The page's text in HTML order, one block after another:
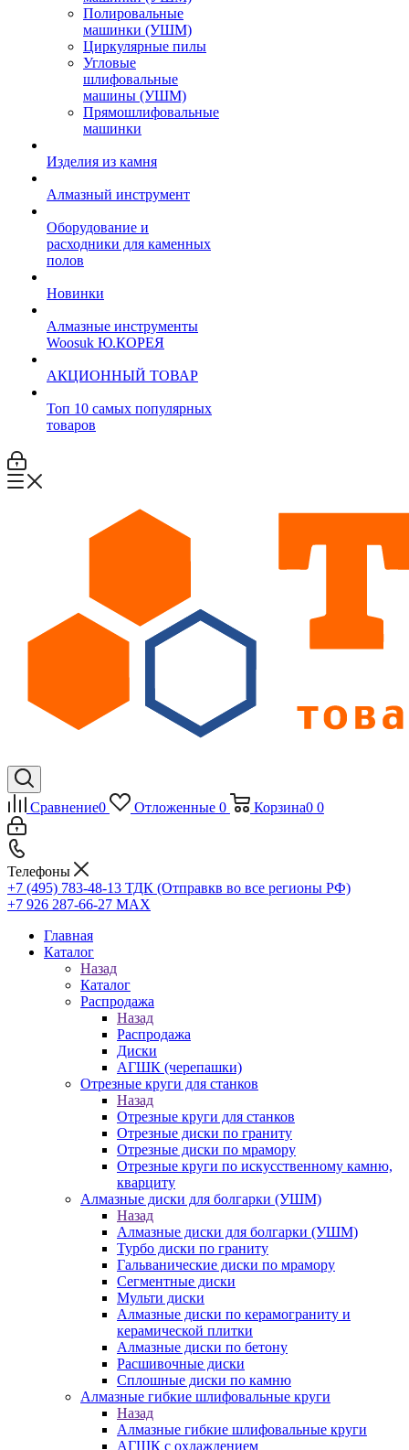
Полировальные
машинки (УШМ)
Циркулярные пилы
Угловые
шлифовальные
машины (УШМ)
Прямошлифовальные
машинки
Изделия из камня
Алмазный инструмент
Оборудование и
расходники для каменных
полов
Новинки
Алмазные инструменты
Woosuk Ю.КОРЕЯ
АКЦИОННЫЙ ТОВАР
Топ 10 самых популярных
товаров
Сравнение0 Отложенные 0 Корзина0 0
Телефоны
+7 (495) 783-48-13 ТДК (Отправкв во все регионы РФ)
+7 926 287-66-27 МАХ
Главная
Каталог
Назад
Каталог
Распродажа
Назад
Распродажа
Диски
АГШК (черепашки)
Отрезные круги для станков
Назад
Отрезные круги для станков
Отрезные диски по граниту
Отрезные диски по мрамору
Отрезные круги по искусственному камню,
кварциту
Алмазные диски для болгарки (УШМ)
Назад
Алмазные диски для болгарки (УШМ)
Турбо диски по граниту
Гальванические диски по мрамору
Сегментные диски
Мульти диски
Алмазные диски по керамограниту и
керамической плитки
Алмазные диски по бетону
Расшивочные диски
Сплошные диски по камню
Алмазные гибкие шлифовальные круги
Назад
Алмазные гибкие шлифовальные круги
АГШК с охлаждением